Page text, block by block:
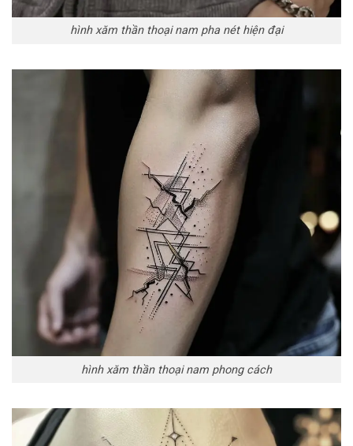
hình xăm thần thoại nam pha nét hiện đại
hình xăm thần thoại nam phong cách